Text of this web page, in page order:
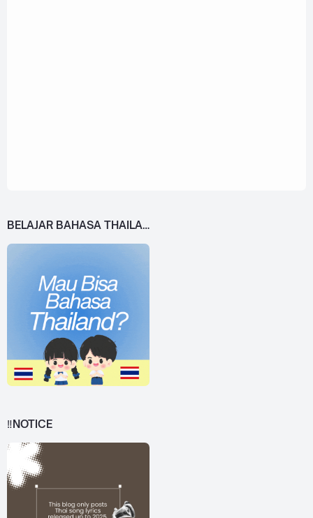
BELAJAR BAHASA THAILAND DARI 0!
‼️NOTICE